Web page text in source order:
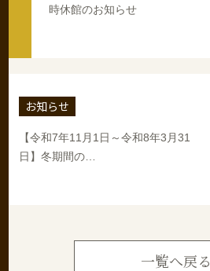
時休館のお知らせ
お知らせ
【令和7年11月1日～令和8年3月31
日】冬期間の…
一覧へ戻る